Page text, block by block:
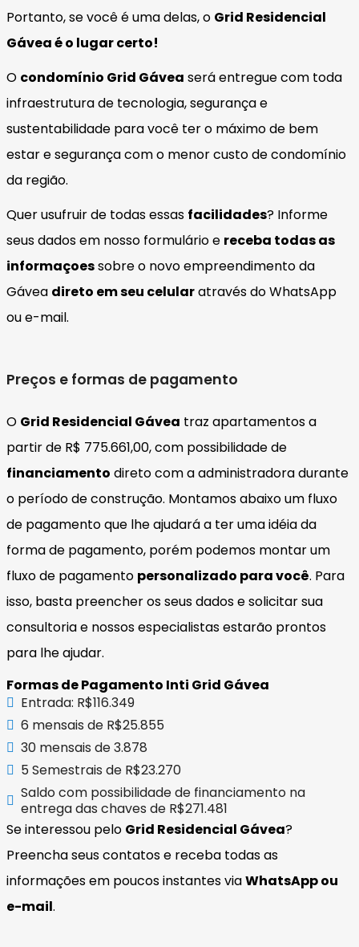
Portanto, se você é uma delas, o Grid Residencial
Gávea é o lugar certo!
O condomínio Grid Gávea será entregue com toda
infraestrutura de tecnologia, segurança e
sustentabilidade para você ter o máximo de bem
estar e segurança com o menor custo de condomínio
da região.
Quer usufruir de todas essas facilidades? Informe
seus dados em nosso formulário e receba todas as
informaçoessobre o novo empreendimento da
Gávea direto em seu celularatravés do WhatsApp
ou e-mail.
Preços e formas de pagamento
O Grid Residencial Gávea traz apartamentos a
partir de R$ 775.661,00, com possibilidade de
financiamento direto com a administradora durante
o período de construção. Montamos abaixo um fluxo
de pagamento que lhe ajudará a ter uma idéia da
forma de pagamento, porém podemos montar um
fluxo de pagamento personalizado para você. Para
isso, basta preencher os seus dados e solicitar sua
consultoria e nossos especialistas estarão prontos
para lhe ajudar.
Formas de Pagamento Inti Grid Gávea
Entrada: R$116.349
6 mensais de R$25.855
30 mensais de 3.878
5 Semestrais de R$23.270
Saldo com possibilidade de financiamento na
entrega das chaves de R$271.481
Se interessou pelo Grid Residencial Gávea?
Preencha seus contatos e receba todas as
informações em poucos instantes viaWhatsApp ou
e-mail.